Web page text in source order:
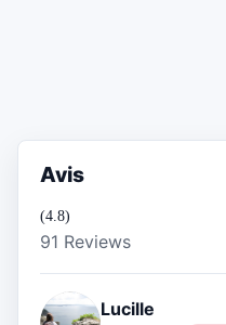
Avis
(4.8)
91 Reviews
Lucille